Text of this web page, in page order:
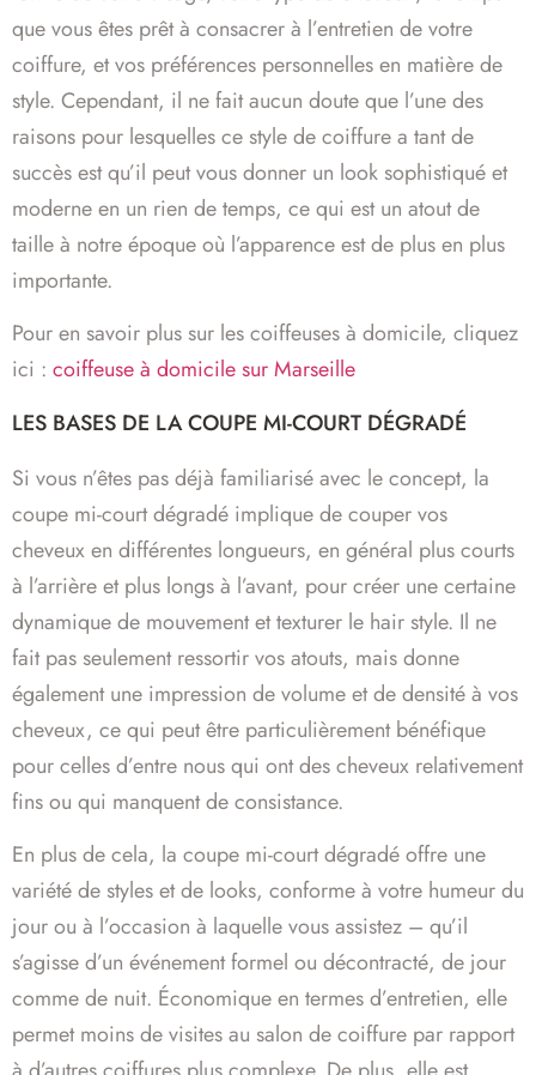
que vous êtes prêt à consacrer à l’entretien de votre
coiffure, et vos préférences personnelles en matière de
style. Cependant, il ne fait aucun doute que l’une des
raisons pour lesquelles ce style de coiffure a tant de
succès est qu’il peut vous donner un look sophistiqué et
moderne en un rien de temps, ce qui est un atout de
taille à notre époque où l’apparence est de plus en plus
importante.
Pour en savoir plus sur les coiffeuses à domicile, cliquez
ici : coiffeuse à domicile sur Marseille
LES BASES DE LA COUPE MI-COURT DÉGRADÉ
Si vous n’êtes pas déjà familiarisé avec le concept, la
coupe mi-court dégradé implique de couper vos
cheveux en différentes longueurs, en général plus courts
à l’arrière et plus longs à l’avant, pour créer une certaine
dynamique de mouvement et texturer le hair style. Il ne
fait pas seulement ressortir vos atouts, mais donne
également une impression de volume et de densité à vos
cheveux, ce qui peut être particulièrement bénéfique
pour celles d’entre nous qui ont des cheveux relativement
fins ou qui manquent de consistance.
En plus de cela, la coupe mi-court dégradé offre une
variété de styles et de looks, conforme à votre humeur du
jour ou à l’occasion à laquelle vous assistez – qu’il
s’agisse d’un événement formel ou décontracté, de jour
comme de nuit. Économique en termes d’entretien, elle
permet moins de visites au salon de coiffure par rapport